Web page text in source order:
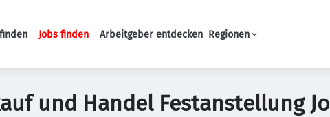
Haupt-Navigation
Jobs finden Arbeitgeber entdecken Regionen
und Handel Festanstellung